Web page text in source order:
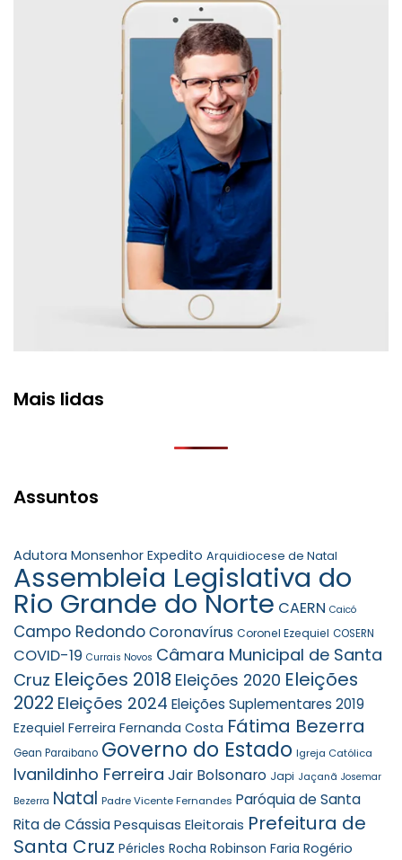
Mais lidas
Assuntos
Adutora Monsenhor Expedito Arquidiocese de Natal
Assembleia Legislativa do
Rio Grande do Norte CAERN Caicó
Campo RedondoCoronavírus Coronel Ezequiel COSERN
COVID-19 Currais Novos Câmara Municipal de Santa
Cruz Eleições 2018 Eleições 2020 Eleições
2022 Eleições 2024 Eleições Suplementares 2019
Ezequiel Ferreira Fernanda Costa Fátima Bezerra
Gean Paraibano Governo do Estado Igreja Católica
Ivanildinho Ferreira Jair Bolsonaro Japi Jaçanã Josemar
Bezerra Natal Padre Vicente Fernandes Paróquia de Santa
Rita de CássiaPesquisas Eleitorais Prefeitura de
Santa Cruz Péricles Rocha Robinson Faria Rogério